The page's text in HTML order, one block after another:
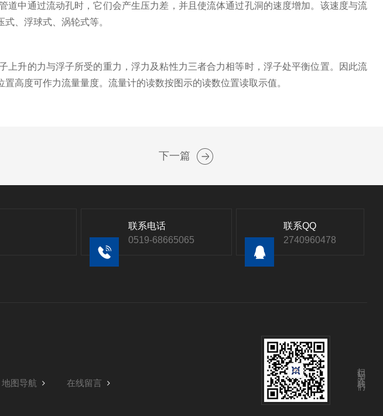
中通过流动孔时，它们会产生压力差，并且使流体通过孔洞的速度增加。该速度与流
、浮球式、涡轮式等。
升的力与浮子所受的重力，浮力及粘性力三者合力相等时，浮子处平衡位置。因此流
高度可作力流量量度。流量计的读数按图示的读数位置读取示值。
下一篇
联系电话
0519-68665065
联系QQ
2740960478
地图导航 在线留言
扫码关注我们